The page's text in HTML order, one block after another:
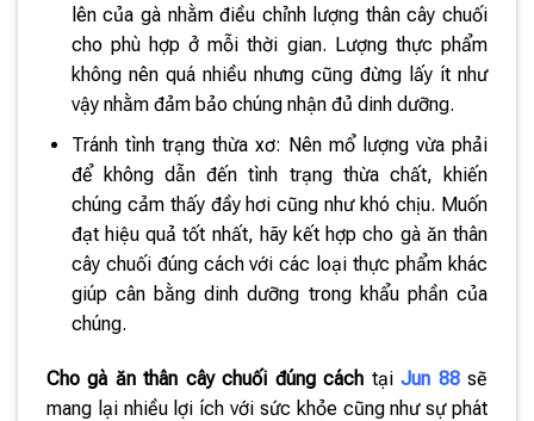
lên của gà nhằm điều chỉnh lượng thân cây chuối
cho phù hợp ở mỗi thời gian. Lượng thực phẩm
không nên quá nhiều nhưng cũng đừng lấy ít như
vậy nhằm đảm bảo chúng nhận đủ dinh dưỡng.
Tránh tình trạng thừa xơ: Nên mổ lượng vừa phải
để không dẫn đến tình trạng thừa chất, khiến
chúng cảm thấy đầy hơi cũng như khó chịu. Muốn
đạt hiệu quả tốt nhất, hãy kết hợp cho gà ăn thân
cây chuối đúng cách với các loại thực phẩm khác
giúp cân bằng dinh dưỡng trong khẩu phần của
chúng.
Cho gà ăn thân cây chuối đúng cách tạiJun 88sẽ
mang lại nhiều lợi ích với sức khỏe cũng như sự phát